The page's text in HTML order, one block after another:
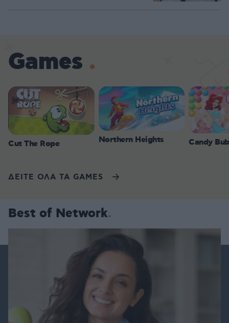
Games
Cut The Rope Northern Heights Candy
ΔΕΙΤΕ ΟΛΑ ΤΑ GAMES
Best of Network